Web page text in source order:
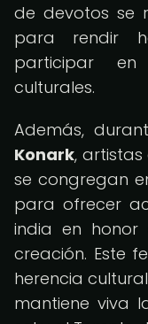
de devotos se
para rendir
participar en
culturales.
Además,
Konark,
se congregan
para ofrecer
india en
creación. Este
herencia
mantiene viva